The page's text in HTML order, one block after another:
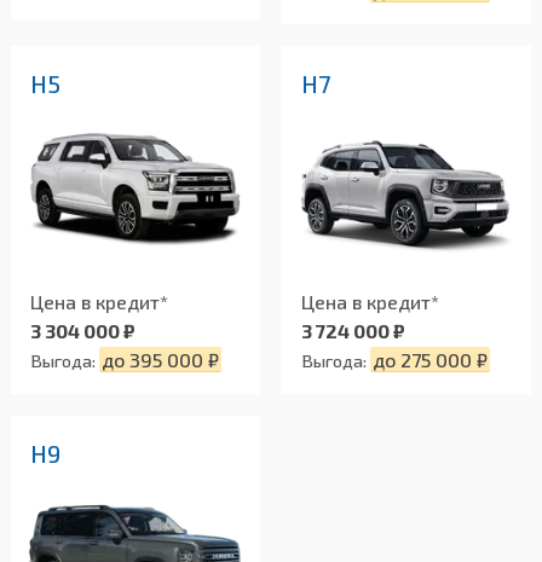
H5
Цена в кредит*
3 304 000 ₽
Выгода: до 395 000 ₽
H7
Цена в кредит*
3 724 000 ₽
Выгода: до 275 000 ₽
H9